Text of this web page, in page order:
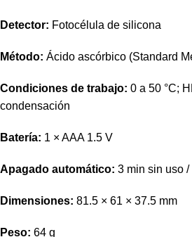
Detector: Fotocélula de silicona
Método: Ácido ascórbico (Standard
Condiciones de trabajo: 0 a 50 °C;
condensación
Batería: 1 × AAA 1.5 V
Apagado automático: 3 min sin uso
Dimensiones: 81.5 × 61 × 37.5 mm
Peso: 64 g